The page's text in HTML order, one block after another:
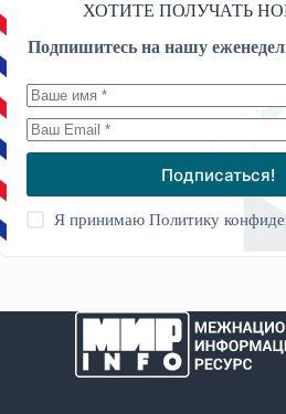
ХОТИТЕ ПОЛУЧАТЬ
Подпишитесь на нашу
Подписаться!
Я принимаюПолитику